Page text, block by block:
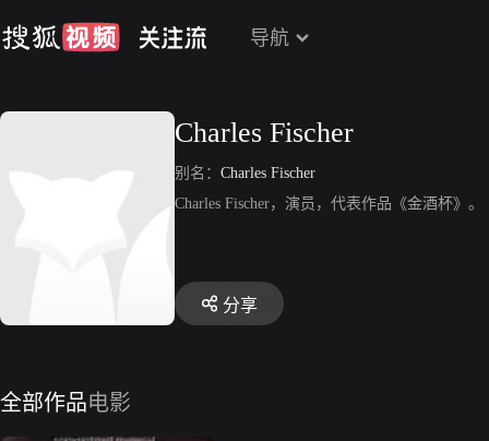
导航
Charles Fischer
别名： Charles Fischer
Charles Fischer，演员，代表作品《金酒杯》。
分享
全部作品电影